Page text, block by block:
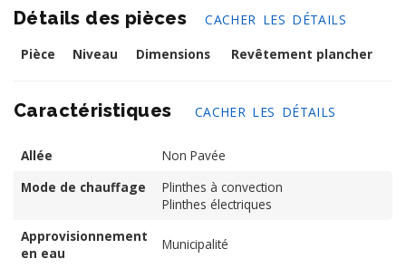
Détails des pièces
CACHER LES DÉTAILS
Pièce
Niveau Dimensions Revêtement plancher
Caractéristiques CACHER LES DÉTAILS
Allée
Non Pavée
Mode de chauffage
Plinthes à convection
Plinthes électriques
Approvisionnement
en eau
Municipalité